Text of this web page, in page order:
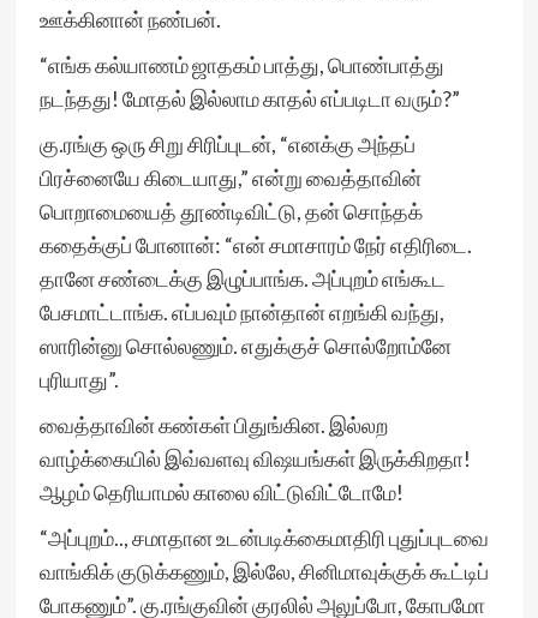
ஊக்கினான் நண்பன்.
“எங்க கல்யாணம் ஜாதகம் பாத்து, பொண்பாத்து
நடந்தது! மோதல் இல்லாம காதல் எப்படிடா வரும்?”
கு.ரங்கு ஒரு சிறு சிரிப்புடன், “எனக்கு அந்தப்
பிரச்னையே கிடையாது,” என்று வைத்தாவின்
பொறாமையைத் தூண்டிவிட்டு, தன் சொந்தக்
கதைக்குப் போனான்: “என் சமாசாரம் நேர் எதிரிடை.
தானே சண்டைக்கு இழுப்பாங்க. அப்புறம் எங்கூட
பேசமாட்டாங்க. எப்பவும் நான்தான் எறங்கி வந்து,
ஸாரின்னு சொல்லணும். எதுக்குச் சொல்றோம்னே
புரியாது”.
வைத்தாவின் கண்கள் பிதுங்கின. இல்லற
வாழ்க்கையில் இவ்வளவு விஷயங்கள் இருக்கிறதா!
ஆழம் தெரியாமல் காலை விட்டுவிட்டோமே!
“அப்புறம்.., சமாதான உடன்படிக்கைமாதிரி புதுப்புடவை
வாங்கிக் குடுக்கணும், இல்லே, சினிமாவுக்குக் கூட்டிப்
போகணும்”. கு.ரங்குவின் குரலில் அலுப்போ, கோபமோ